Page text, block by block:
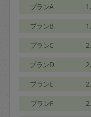
プランA
プランB
プランC
プランD
プランE
プランF